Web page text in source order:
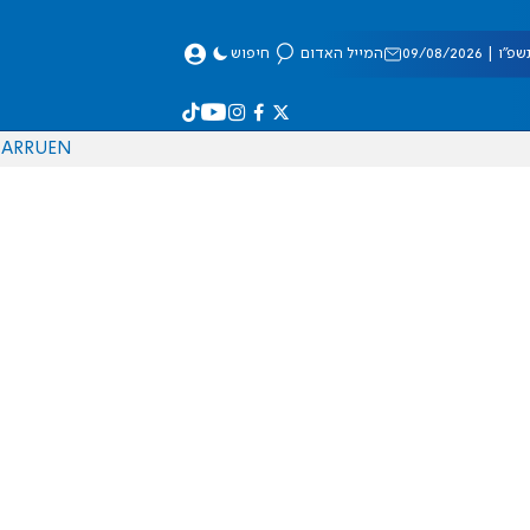
08/2026 המייל האדום חיפוש
EN
RU
AR